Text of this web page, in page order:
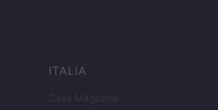
ITALIA
Casa Magazine